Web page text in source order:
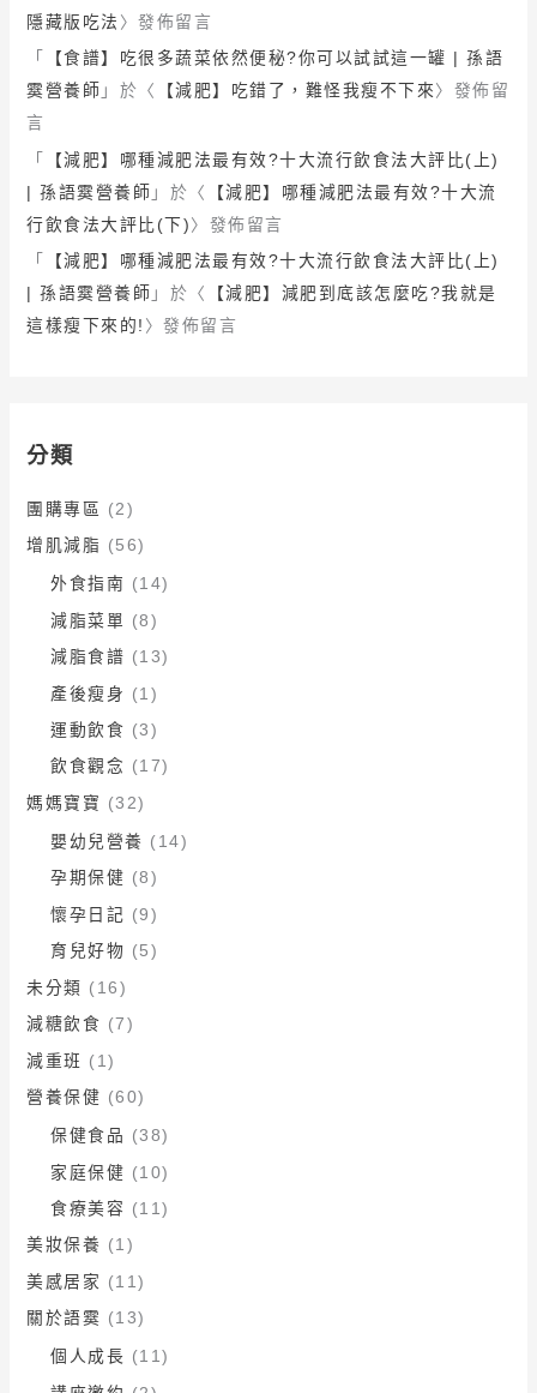
隱藏版吃法 〉發佈留言
「
【食譜】吃很多蔬菜依然便秘?你可以試試這一罐 | 孫語
霙營養師 」於〈 【減肥】吃錯了，難怪我瘦不下來〉發佈留
言
「
【減肥】哪種減肥法最有效?十大流行飲食法大評比(上)
| 孫語霙營養師 」於〈
【減肥】哪種減肥法最有效?十大流
行飲食法大評比(下)〉發佈留言
「
【減肥】哪種減肥法最有效?十大流行飲食法大評比(上)
| 孫語霙營養師 」於〈
【減肥】減肥到底該怎麼吃?我就是
這樣瘦下來的! 〉發佈留言
分類
團購專區 (2)
增肌減脂 (56)
外食指南 (14)
減脂菜單 (8)
減脂食譜 (13)
產後瘦身 (1)
運動飲食 (3)
飲食觀念 (17)
媽媽寶寶 (32)
嬰幼兒營養 (14)
孕期保健 (8)
懷孕日記 (9)
育兒好物 (5)
未分類 (16)
減糖飲食 (7)
減重班 (1)
營養保健 (60)
保健食品 (38)
家庭保健 (10)
食療美容 (11)
美妝保養 (1)
美感居家 (11)
關於語霙 (13)
個人成長 (11)